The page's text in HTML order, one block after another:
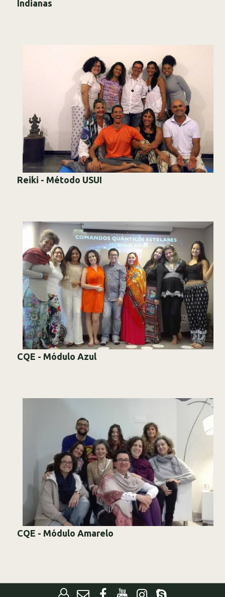
Indianas
Reiki - Método USUI
CQE - Módulo Azul
CQE - Módulo Amarelo